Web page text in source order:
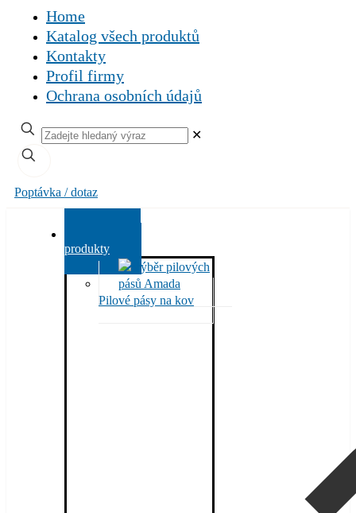
Home
Katalog všech produktů
Kontakty
Profil firmy
Ochrana osobních údajů
✕
Poptávka / dotaz
produkty
Pilové pásy na kov